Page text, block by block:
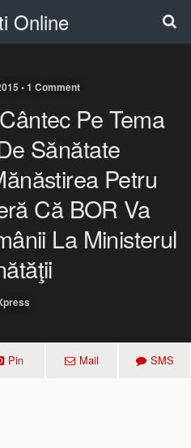
Online
• 1 Comment
Pe Tema
Sănătate
Petru
Că BOR Va
La Ministerul
Pin Mail SMS